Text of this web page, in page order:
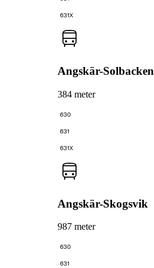
631X
Angskär-Solbacken
384 meter
630
631
631X
Angskär-Skogsvik
987 meter
630
631